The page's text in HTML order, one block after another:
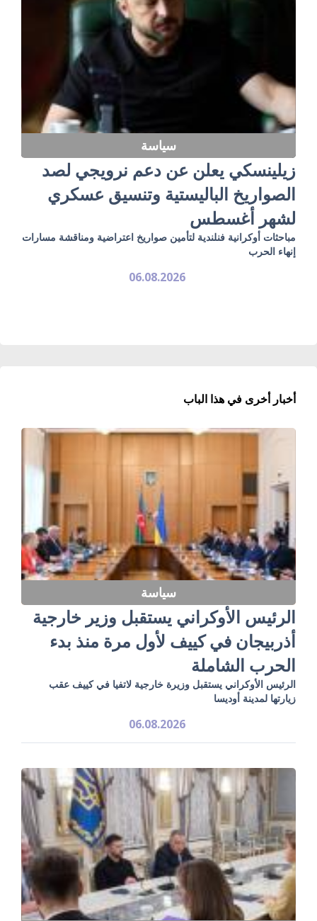
سياسة
زيلينسكي يعلن عن دعم نرويجي لصد
الصواريخ الباليستية وتنسيق عسكري
لشهر أغسطس
مباحثات أوكرانية فنلندية لتأمين صواريخ اعتراضية ومناقشة مسارات
إنهاء الحرب
06.08.2026
أخبار أخرى في هذا الباب
سياسة
الرئيس الأوكراني يستقبل وزير خارجية
أذربيجان في كييف لأول مرة منذ بدء
الحرب الشاملة
الرئيس الأوكراني يستقبل وزيرة خارجية لاتفيا في كييف عقب
زيارتها لمدينة أوديسا
06.08.2026